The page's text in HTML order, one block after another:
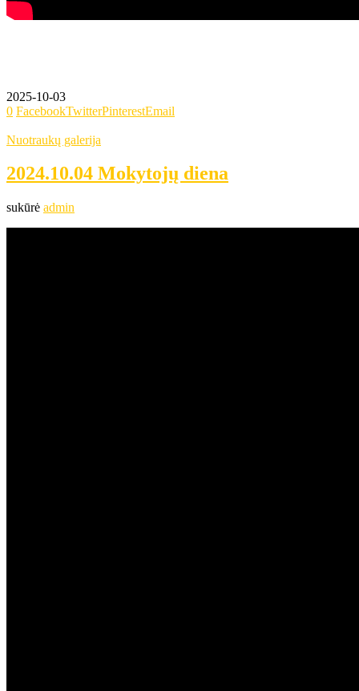
2025-10-03
0 FacebookTwitterPinterestEmail
Nuotraukų galerija
2024.10.04 Mokytojų diena
sukūrė admin